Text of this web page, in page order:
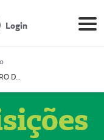
Login
Prestador CENTRO DE ONCOLOGIA